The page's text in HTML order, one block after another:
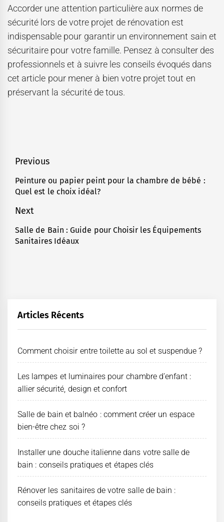
Accorder une attention particulière aux normes de
sécurité lors de votre projet de rénovation est
indispensable pour garantir un environnement sain et
sécuritaire pour votre famille. Pensez à consulter des
professionnels et à suivre les conseils évoqués dans
cet article pour mener à bien votre projet tout en
préservant la sécurité de tous.
Navigation
de
l’article
Previous
Previous
post:
Peinture ou papier peint pour la chambre de bébé :
Quel est le choix idéal?
Next
Next
post:
Salle de Bain : Guide pour Choisir les Équipements
Sanitaires Idéaux
Articles Récents
Comment choisir entre toilette au sol et suspendue ?
Les lampes et luminaires pour chambre d’enfant :
allier sécurité, design et confort
Salle de bain et balnéo : comment créer un espace
bien-être chez soi ?
Installer une douche italienne dans votre salle de
bain : conseils pratiques et étapes clés
Rénover les sanitaires de votre salle de bain :
conseils pratiques et étapes clés